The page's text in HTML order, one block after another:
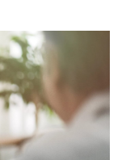
Immobilier,
globale et